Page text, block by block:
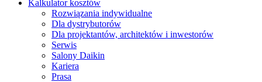
Kalkulator kosztów
Rozwiązania indywidualne
Dla dystrybutorów
Dla projektantów, architektów i inwestorów
Serwis
Salony Daikin
Kariera
Prasa